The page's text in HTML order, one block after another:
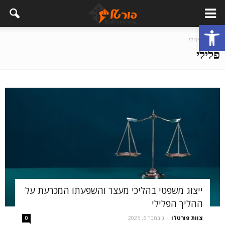
פתח סרגל נגישות
בית פלילי
פלילי
ייצוג משפטי בהליכי מעצר והשפעתו המכרעת על
ההליך הפלילי
צוות פורטלו - נובמבר 6, 2025 0